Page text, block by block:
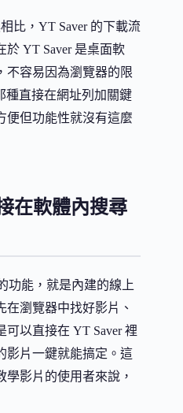
比，YT Saver 的下載流
YT Saver 是桌面軟
不容易因為瀏覽器的限
種直接在網址列加關鍵
便但功能性就沒有這麼
在軟體內搜尋
功能，就是內建的線上
瀏覽器中找好影片、
以直接在 YT Saver 裡
影片一鍵就能搞定。這
學影片的使用者來說，